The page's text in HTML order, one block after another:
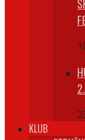
KLUB